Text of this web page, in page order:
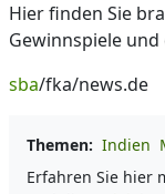
Hier finden Sie
Gewinnspiele
sba/fka/news.de
Themen: Indien
Erfahren Sie hier